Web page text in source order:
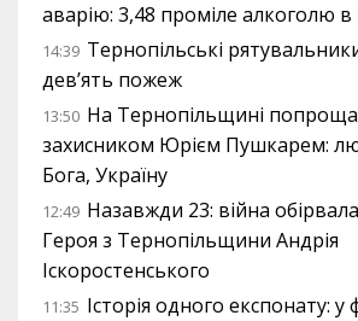
аварію: 3,48 проміле алкоголю в
14:39 Тернопільські
дев’ять пожеж
13:50 На Тернопільщині
захисником Юрієм Пушкарем:
Бога, Україну
12:49 Назавжди 23: війна
Героя з Тернопільщини Андрія
Іскоростенського
11:35 Історія одного експонату: у